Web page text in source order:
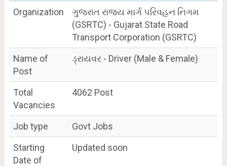
Organization
ગુજરાત રાજ્ય માર્ગ પરિવહન નિગમ
(GSRTC) - Gujarat State Road
Transport Corporation (GSRTC)
Name of
Post
ડ્રાયવર - Driver (Male & Female)
Total
Vacancies
4062 Post
Job type
Govt Jobs
Starting
Date of
Updated soon